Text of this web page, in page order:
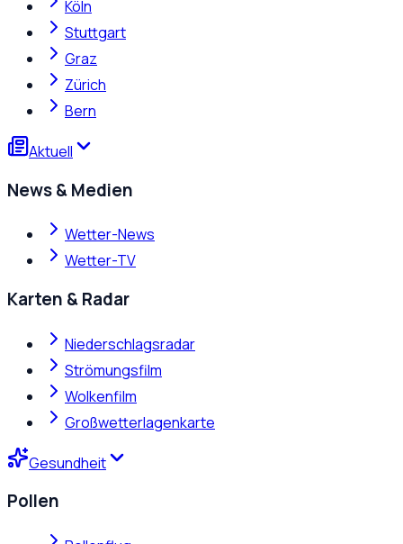
Köln
Stuttgart
Graz
Zürich
Bern
Aktuell
News & Medien
Wetter-News
Wetter-TV
Karten & Radar
Niederschlagsradar
Strömungsfilm
Wolkenfilm
Großwetterlagenkarte
Gesundheit
Pollen